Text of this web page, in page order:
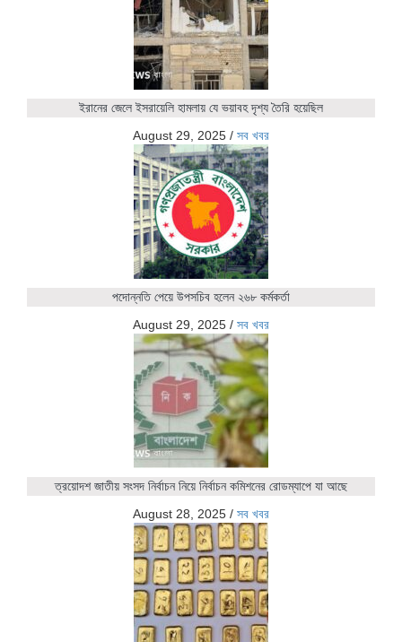
ইরানের জেলে ইসরায়েলি হামলায় যে ভয়াবহ দৃশ্য তৈরি হয়েছিল
August 29, 2025 / সব খবর
পদোন্নতি পেয়ে উপসচিব হলেন ২৬৮ কর্মকর্তা
August 29, 2025 / সব খবর
ত্রয়োদশ জাতীয় সংসদ নির্বাচন নিয়ে নির্বাচন কমিশনের রোডম্যাপে যা আছে
August 28, 2025 / সব খবর